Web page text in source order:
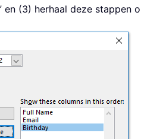
en (3) herhaal deze stappen